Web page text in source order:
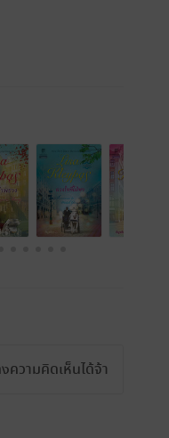
ความคิดเห็นได้จ้า